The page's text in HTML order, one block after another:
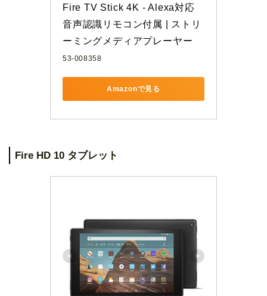
Fire TV Stick 4K - Alexa対応
音声認識リモコン付属 | ストリ
ーミングメディアプレーヤー
53-008358
Amazonで見る
Fire HD 10 タブレット